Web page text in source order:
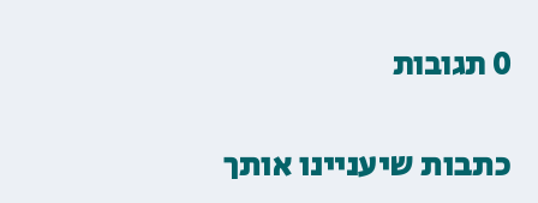
0 תגובות
כתבות שיעניינו אותך